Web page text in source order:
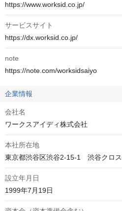
https://www.worksid.co.jp/
サービスサイト
https://dx.worksid.co.jp/
note
https://note.com/worksidsaiyo
企業情報
会社名
ワークスアイディ株式会社
本社所在地
東京都渋谷区渋谷2-15-1　渋谷クロ
設立年月日
1999年7月19日